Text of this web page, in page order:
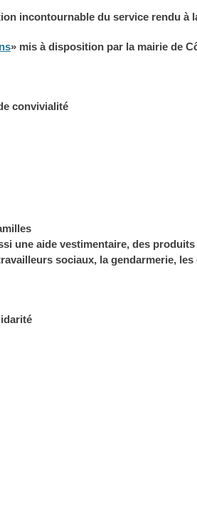
incontournable du service rendu à
» mis à disposition par la mairie de
convivialité
une aide vestimentaire, des
sociaux, la gendarmerie,